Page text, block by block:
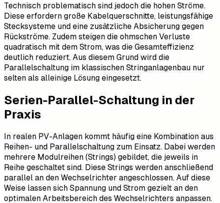
Technisch problematisch sind jedoch die hohen Ströme.
Diese erfordern große Kabelquerschnitte, leistungsfähige
Stecksysteme und eine zusätzliche Absicherung gegen
Rückströme. Zudem steigen die ohmschen Verluste
quadratisch mit dem Strom, was die Gesamteffizienz
deutlich reduziert. Aus diesem Grund wird die
Parallelschaltung im klassischen Stringanlagenbau nur
selten als alleinige Lösung eingesetzt.
Serien-Parallel-Schaltung in der
Praxis
In realen PV-Anlagen kommt häufig eine Kombination aus
Reihen- und Parallelschaltung zum Einsatz. Dabei werden
mehrere Modulreihen (Strings) gebildet, die jeweils in
Reihe geschaltet sind. Diese Strings werden anschließend
parallel an den Wechselrichter angeschlossen. Auf diese
Weise lassen sich Spannung und Strom gezielt an den
optimalen Arbeitsbereich des Wechselrichters anpassen.